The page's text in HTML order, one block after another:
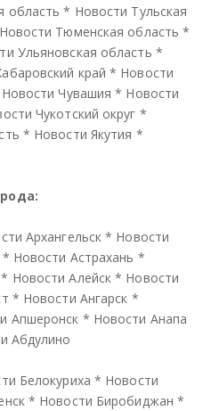
область * Новости Тульская
Новости Тюменская область *
Ульяновская область *
край * Новости
Новости Чувашия * Новости
Чукотский округ *
* Новости Якутия *
Архангельск * Новости
* Новости Астрахань *
* Новости Алейск * Новости
* Новости Ангарск *
Апшеронск * Новости Анапа
Абдулино
Белокуриха * Новости
* Новости Биробиджан *